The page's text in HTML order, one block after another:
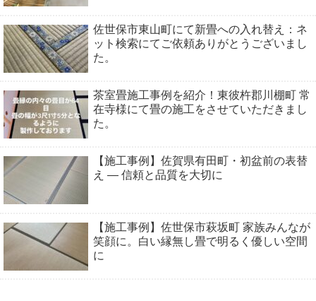
佐世保市東山町にて新畳への入れ替え：ネ
ット検索にてご依頼ありがとうございまし
た。
茶室畳施工事例を紹介！東彼杵郡川棚町 常
在寺様にて畳の施工をさせていただきまし
た。
【施工事例】佐賀県有田町・初盆前の表替
え ― 信頼と品質を大切に
【施工事例】佐世保市萩坂町 家族みんなが
笑顔に。白い縁無し畳で明るく優しい空間
に